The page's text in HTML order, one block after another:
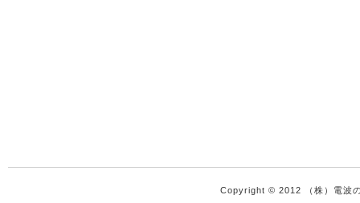
Copyright © 2012 （株）電波